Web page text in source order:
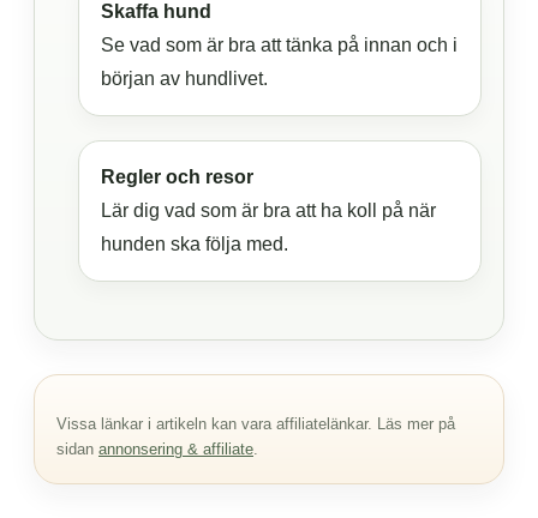
Skaffa hund
Se vad som är bra att tänka på innan och i
början av hundlivet.
Regler och resor
Lär dig vad som är bra att ha koll på när
hunden ska följa med.
Vissa länkar i artikeln kan vara affiliatelänkar. Läs mer på
sidan annonsering & affiliate.